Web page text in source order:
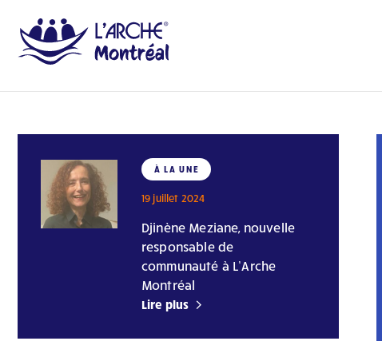
À LA UNE
19 juillet 2024
Djinène Meziane, nouvelle
responsable de
communauté à L’Arche
Montréal
Lire plus